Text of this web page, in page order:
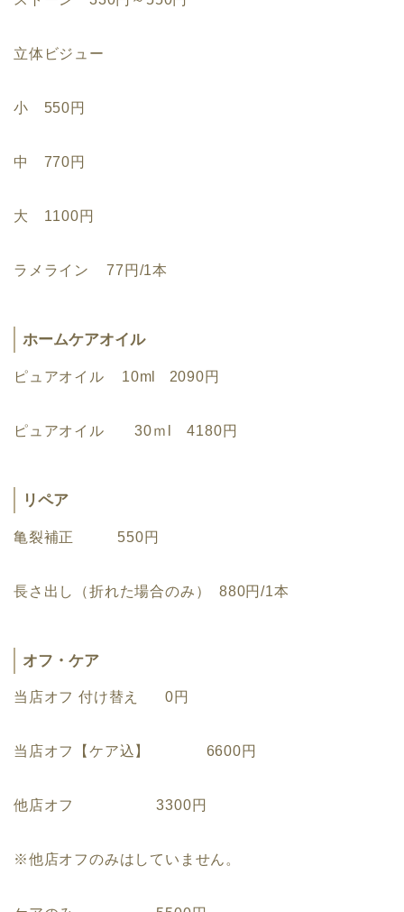
立体ビジュー
小 550円
中 770円
大 1100円
ラメライン 77円/1本
ホームケアオイル
ピュアオイル 10ml 2090円
ピュアオイル 30ｍl 4180円
リペア
亀裂補正 550円
長さ出し（折れた場合のみ） 880円/1本
オフ・ケア
当店オフ 付け替え 0円
当店オフ【ケア込】 6600円
他店オフ 3300円
※他店オフのみはしていません。